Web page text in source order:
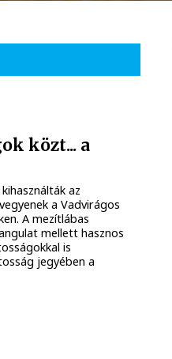
közt... a
az
a Vadvirágos
A mezítlábas
mellett hasznos
is
jegyében a